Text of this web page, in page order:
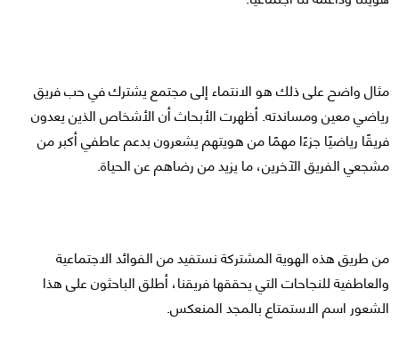
مثال واضح على ذلك هو الانتماء إلى مجتمع يشترك في حب فريق
رياضي معين ومساندته. أظهرت الأبحاث أن الأشخاص الذين يعدون
فريقًا رياضيًا جزءًا مهمًا من هويتهم يشعرون بدعم عاطفي أكبر من
مشجعي الفريق الآخرين، ما يزيد من رضاهم عن الحياة.
من طريق هذه الهوية المشتركة نستفيد من الفوائد الاجتماعية
والعاطفية للنجاحات التي يحققها فريقنا، أطلق الباحثون على هذا
الشعور اسم الاستمتاع بالمجد المنعكس.